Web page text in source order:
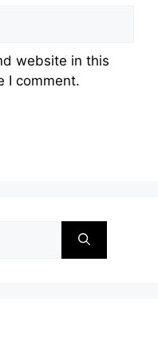
website in this
I comment.